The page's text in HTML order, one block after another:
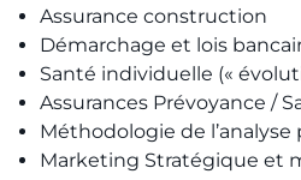
Assurance construction
Démarchage et lois
Santé individuelle («
Assurances Prévoyance /
Méthodologie de
Marketing Stratégique et